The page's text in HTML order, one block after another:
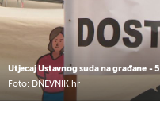
Utjecaj Ustavnog suda na građane - 5
Foto: DNEVNIK.hr